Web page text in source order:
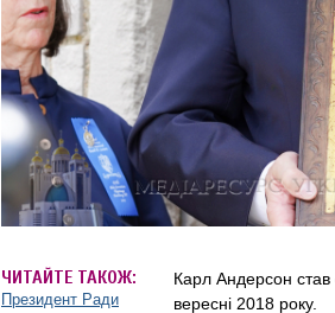
ЧИТАЙТЕ ТАКОЖ:
Президент Ради
Карл Андерсон
вересні 2018 року.